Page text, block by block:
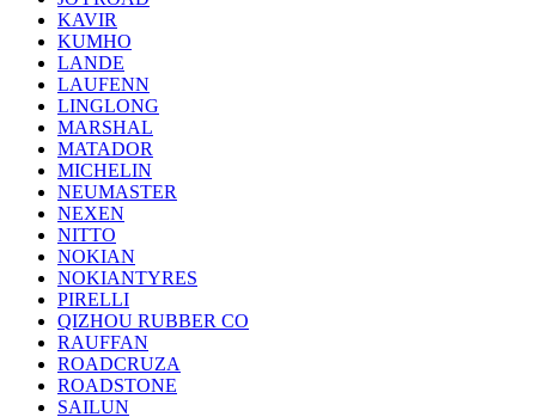
KAVIR
KUMHO
LANDE
LAUFENN
LINGLONG
MARSHAL
MATADOR
MICHELIN
NEUMASTER
NEXEN
NITTO
NOKIAN
NOKIANTYRES
PIRELLI
QIZHOU RUBBER CO
RAUFFAN
ROADCRUZA
ROADSTONE
SAILUN